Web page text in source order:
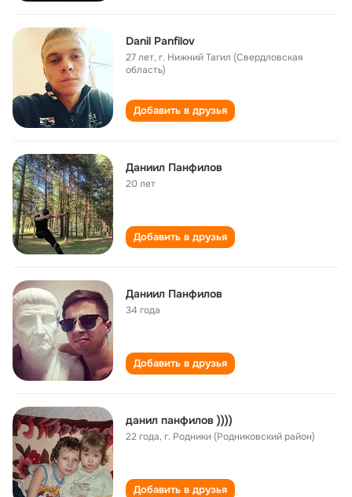
Danil Panfilov
27 лет,г. Нижний Тагил (Свердловская
область)
Добавить в друзья
Даниил Панфилов
20 лет
Добавить в друзья
Даниил Панфилов
34 года
Добавить в друзья
данил панфилов ))))
22 года,г. Родники (Родниковский район)
Добавить в друзья